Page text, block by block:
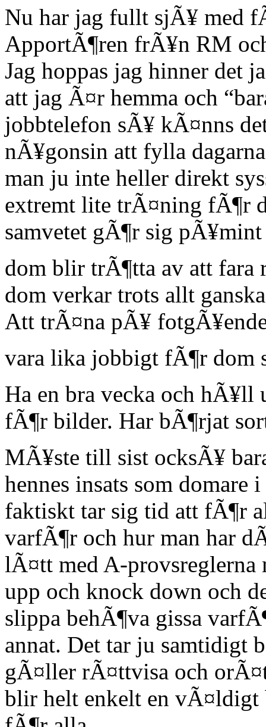
Nu har jag fullt sjÃ¥ med
ApportÃ¶ren frÃ¥n RM
Jag hoppas jag hinner det
att jag Ã¤r hemma och
jobbtelefon sÃ¥ kÃ¤nns
nÃ¥gonsin att fylla
man ju inte heller direkt
extremt lite trÃ¤ning fÃ¶r
samvetet gÃ¶r sig
dom blir trÃ¶tta av att fara
dom verkar trots allt
Att trÃ¤na pÃ¥
vara lika jobbigt fÃ¶r dom
Ha en bra vecka och
fÃ¶r bilder. Har bÃ¶rjat
MÃ¥ste till sist ocksÃ¥
hennes insats som
faktiskt tar sig tid att fÃ¶r
varfÃ¶r och hur man har
lÃ¤tt med A-provsreglerna
upp och knock down och
slippa behÃ¶va gissa
annat. Det tar ju samtidigt
gÃ¤ller rÃ¤ttvisa och
blir helt enkelt en vÃ¤ldigt